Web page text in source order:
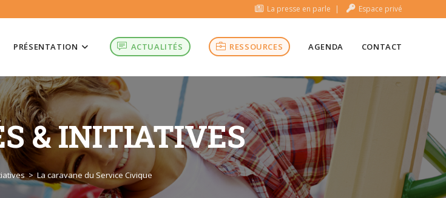
La presse en parle Espace privé
PRÉSENTATION ACTUALITÉS RESSOURCES AGENDA CONTACT
& INITIATIVES
> La caravane du Service Civique